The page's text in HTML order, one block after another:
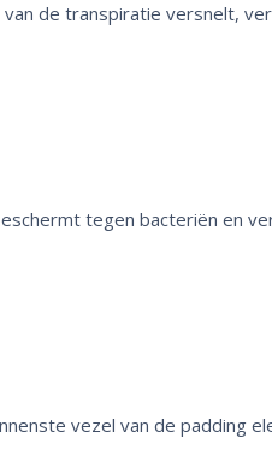
de transpiratie versnelt,
tegen bacteriën en
vezel van de padding